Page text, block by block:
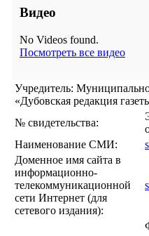
Видео
No Videos found.
Посмотреть все видео
Учредитель:
«Дубовская редакция
№ свидетельства:
Наименование СМИ:
Доменное имя сайта в
информационно-
телекоммуникационной
сети Интернет (для
сетевого издания):